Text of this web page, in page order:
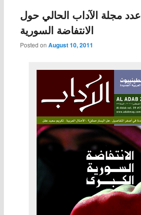
عدد مجلة الآداب الحالي حول
الانتفاضة السورية
Posted on August 10, 2011